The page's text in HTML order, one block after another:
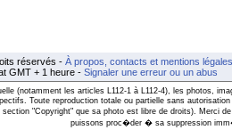
réservés - À propos, contacts et mentions légales
GMT + 1 heure - Signaler une erreur ou un abus
(notamment les articles L112-1 à L112-4), les photos,
Toute reproduction totale ou partielle sans
"Copyright" que sa photo est libre de droits). Merci
puissons proc�der � sa suppression